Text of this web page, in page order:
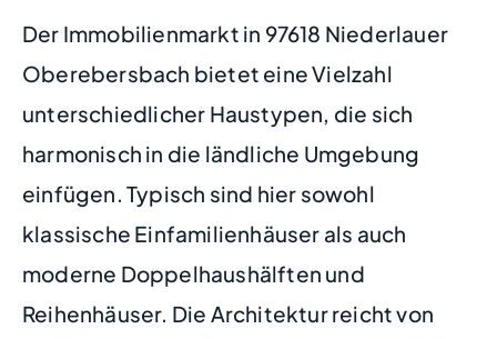
Der Immobilienmarkt in 97618 Niederlauer
Oberebersbach bietet eine Vielzahl
unterschiedlicher Haustypen, die sich
harmonisch in die ländliche Umgebung
einfügen. Typisch sind hier sowohl
klassische Einfamilienhäuser als auch
moderne Doppelhaushälften und
Reihenhäuser. Die Architektur reicht von